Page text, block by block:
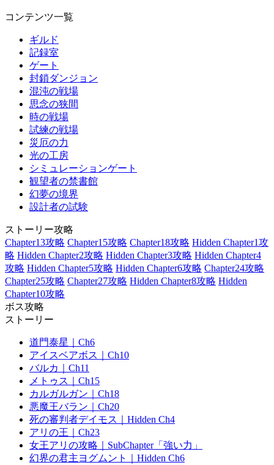
コンテンツ一覧
ギルド
記録室
ゲート
封鎖ダンジョン
混沌の戦場
思念の狭間
時の戦場
試練の戦場
災厄の力
光の工房
シミュレーションゲート
観望者の禁書館
幻夢の境界
設計者の試験
ストーリー攻略
Chapter13攻略 Chapter15攻略 Chapter18攻略 Hidden Chapter1攻
略 Hidden Chapter2攻略 Hidden Chapter3攻略 Hidden Chapter4
攻略 Hidden Chapter5攻略 Hidden Chapter6攻略 Chapter24攻略
Chapter25攻略 Chapter27攻略 Hidden Chapter8攻略 Hidden
Chapter10攻略
ボス攻略
ストーリー
道門泰星｜Ch6
アイスベアボス｜Ch10
バルカ｜Ch11
メトゥス｜Ch15
カルガルガン｜Ch18
悪魔王バラン｜Ch20
死の審判者デイモス｜Hidden Ch4
アリの王｜Ch23
女王アリの攻略｜SubChapter「強い力」
幻界の君主ヨグムント｜Hidden Ch6